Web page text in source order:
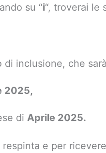
su “i“, troverai le
di inclusione, che
2025,
di Aprile 2025.
e per